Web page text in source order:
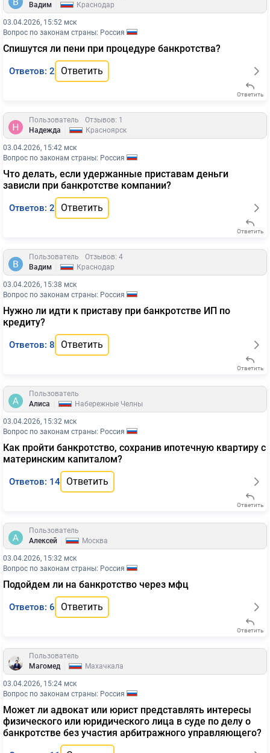
Вадим
Краснодар
03.04.2026, 15:52 мск
Вопрос по законам страны: Россия
Спишутся ли пени при процедуре банкротства?
Ответов: 2 Ответить
Ответить
Пользователь
Отзывов: 1
Надежда
Красноярск
03.04.2026, 15:42 мск
Вопрос по законам страны: Россия
Что делать, если удержанные приставам деньги
зависли при банкротстве компании?
Ответов: 2 Ответить
Ответить
Пользователь
Отзывов: 4
Вадим
Краснодар
03.04.2026, 15:38 мск
Вопрос по законам страны: Россия
Нужно ли идти к приставу при банкротстве ИП по
кредиту?
Ответов: 8 Ответить
Ответить
Пользователь
Алиса
Набережные Челны
03.04.2026, 15:32 мск
Вопрос по законам страны: Россия
Как пройти банкротство, сохранив ипотечную квартиру с
материнским капиталом?
Ответов: 14 Ответить
Ответить
Пользователь
Алексей
Москва
03.04.2026, 15:32 мск
Вопрос по законам страны: Россия
Подойдем ли на банкротство через мфц
Ответов: 6 Ответить
Ответить
Пользователь
Магомед
Махачкала
03.04.2026, 15:24 мск
Вопрос по законам страны: Россия
Может ли адвокат или юрист представлять интересы
физического или юридического лица в суде по делу о
банкротстве без участия арбитражного управляющего?